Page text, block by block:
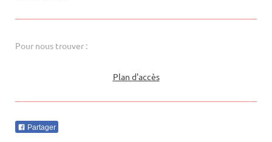
Pour nous trouver :
Plan d'accès
Partager